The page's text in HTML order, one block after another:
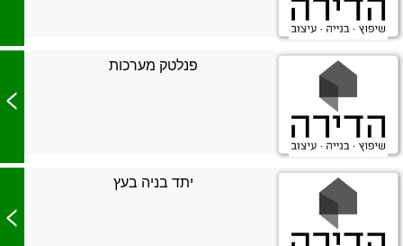
פנלטק מערכות
>
יתד בניה בעץ
>